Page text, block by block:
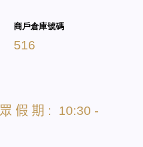
商戶倉庫號碼
516
眾 假 期 : 10:30 -